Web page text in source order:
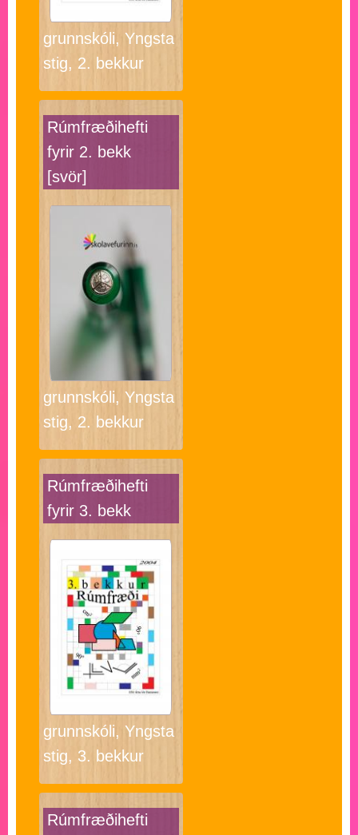
grunnskóli, Yngsta
stig, 2. bekkur
Rúmfræðihefti
fyrir 2. bekk
[svör]
grunnskóli, Yngsta
stig, 2. bekkur
Rúmfræðihefti
fyrir 3. bekk
grunnskóli, Yngsta
stig, 3. bekkur
Rúmfræðihefti